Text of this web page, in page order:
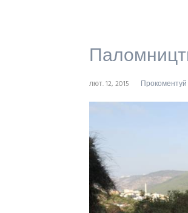
лют. 12, 2015